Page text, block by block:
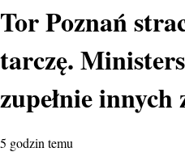
Tor Poznań
tarczę.
zupełnie innych
5 godzin temu